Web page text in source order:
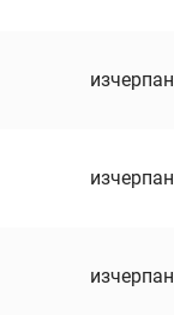
изчерпан
изчерпан
изчерпан